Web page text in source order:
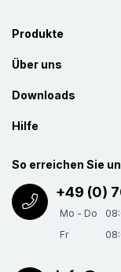
Produkte
Über uns
Downloads
Hilfe
So erreichen Sie
+49 (0)
Mo - Do
Fr